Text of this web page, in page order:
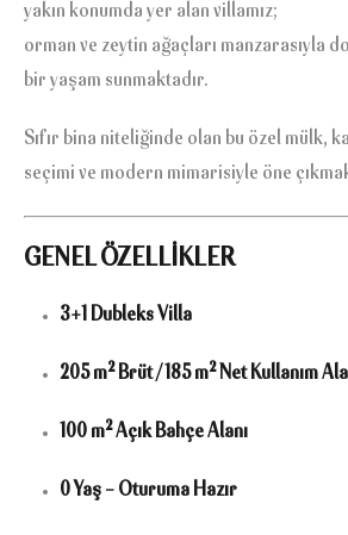
yakın konumda yer alan villamız;
orman ve zeytin ağaçları manzarasıyla
bir yaşam sunmaktadır.
Sıfır bina niteliğinde olan bu özel mülk,
seçimi ve modern mimarisiyle öne
GENEL ÖZELLİKLER
3+1 Dubleks Villa
205 m² Brüt / 185 m² Net Kullanım
100 m² Açık Bahçe Alanı
0 Yaş – Oturuma Hazır